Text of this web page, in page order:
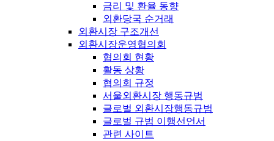
금리 및 환율 동향
외환당국 순거래
외환시장 구조개선
외환시장운영협의회
협의회 현황
활동 상황
협의회 규정
서울외환시장 행동규범
글로벌 외환시장행동규범
글로벌 규범 이행선언서
관련 사이트